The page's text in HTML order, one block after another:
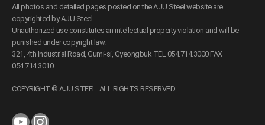
All photos and detailed pages posted on the AJU Steel website are
copyrighted by AJU Steel.
Unauthorized use constitutes an intellectual property violation and will be
punished under copyright law.
321, 4th Industrial Road, Gumi-si, Gyeongbuk TEL 054.714.3000 FAX
054.714.3010
COPYRIGHT © AJU STEEL. ALL RIGHTS RESERVED.